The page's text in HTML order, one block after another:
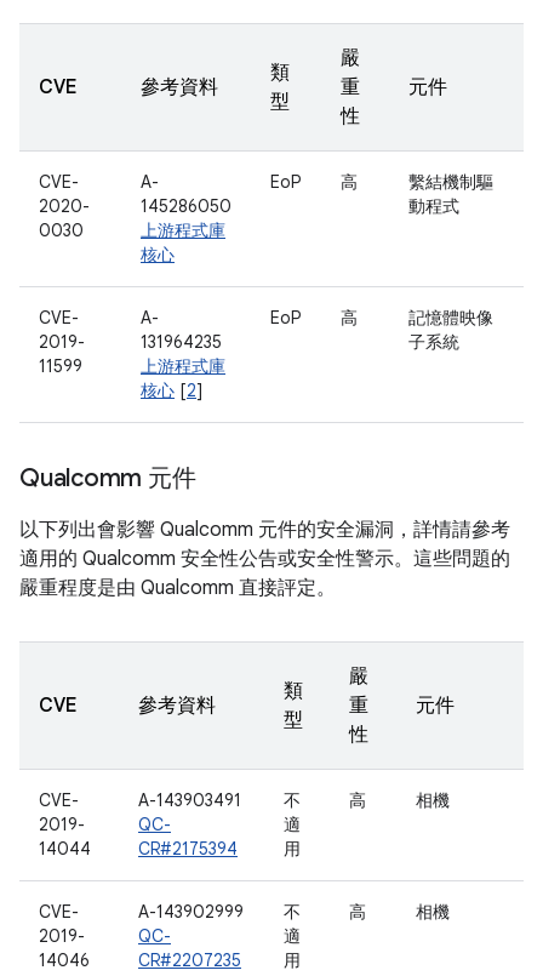
CVE 參考資料
類
型
嚴
重
性
元件
CVE-
2020-
0030
A-
145286050
上游程式庫
核心
EoP 高
繫結機制驅
動程式
CVE-
2019-
11599
A-
131964235
上游程式庫
核心 [2]
EoP 高
記憶體映像
子系統
Qualcomm 元件
以下列出會影響 Qualcomm 元件的安全漏洞，詳情請參考
適用的 Qualcomm 安全性公告或安全性警示。這些問題的
嚴重程度是由 Qualcomm 直接評定。
CVE 參考資料
類
型
嚴
重
性
元件
CVE-
2019-
14044
A-143903491
QC-
CR#2175394
不
適
用
高 相機
CVE-
2019-
14046
A-143902999
QC-
CR#2207235
不
適
用
高 相機